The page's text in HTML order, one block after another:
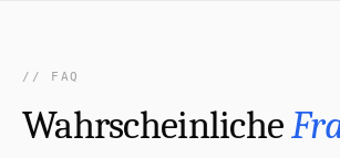
FAQ
Wahrscheinliche